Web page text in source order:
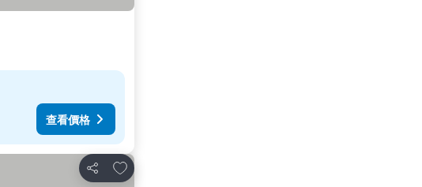
查看價格
分享
加入我的最愛